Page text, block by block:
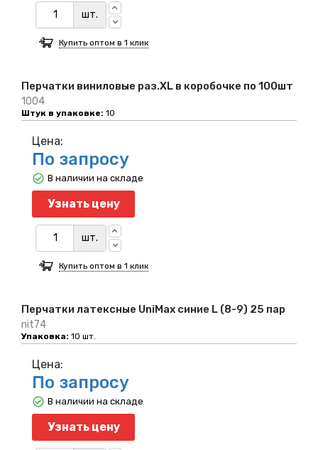
Перчатки виниловые раз.XL в коробочке по 100шт
1004
Штук в упаковке: 10
шт.
Купить оптом в 1 клик
Перчатки латексные UniMax синие L (8-9) 25 пар
nit74
Упаковка: 10 шт.
Цена:
По запросу
Узнать цену
шт.
В наличии на складе
Купить оптом в 1 клик
Цена:
По запросу
Узнать цену
В наличии на складе